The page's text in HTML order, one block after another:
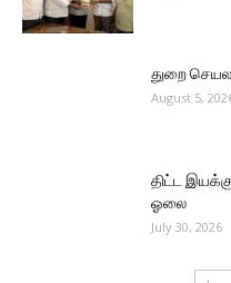
துறை
August 5,
திட்ட
ஓலை
July 30, 2026